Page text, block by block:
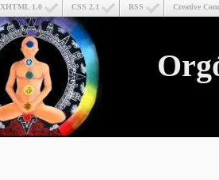
Creative
RSS
CSS 2.1
XHTML 1.0